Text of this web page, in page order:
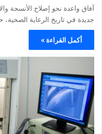
آفاق واعدة نحو إصلاح الأنسجة
جديدة في تاريخ الرعاية
أكمل القراءة »